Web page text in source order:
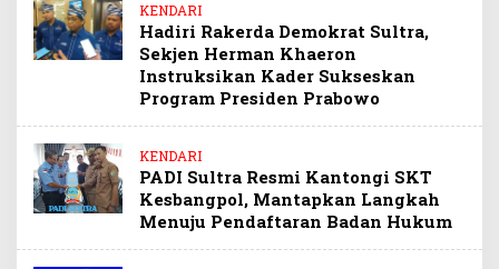
KENDARI
Hadiri Rakerda Demokrat Sultra,
Sekjen Herman Khaeron
Instruksikan Kader Sukseskan
Program Presiden Prabowo
KENDARI
PADI Sultra Resmi Kantongi SKT
Kesbangpol, Mantapkan Langkah
Menuju Pendaftaran Badan Hukum